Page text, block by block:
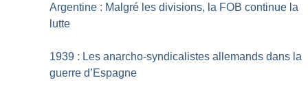
Argentine : Malgré les divisions, la FOB continue la
lutte
1939 : Les anarcho-syndicalistes allemands dans la
guerre d’Espagne